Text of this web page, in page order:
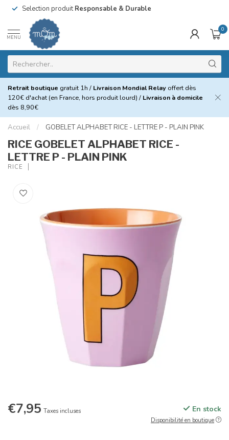
Selection produitResponsable & Durable
MENU
0
Retrait boutique gratuit 1h / Livraison Mondial Relay offert dès
120€ d'achat (en France, hors produit lourd) / Livraison à domicile
dès 8,90€
Accueil / GOBELET ALPHABET RICE - LETTRE P - PLAIN PINK
RICE GOBELET ALPHABET RICE -
LETTRE P - PLAIN PINK
RICE
€7,95 Taxes incluses En stock
Disponibilité en boutique